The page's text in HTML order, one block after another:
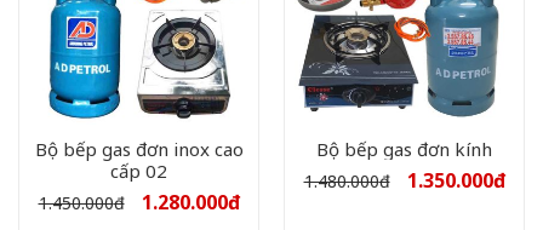
Bộ bếp gas đơn inox cao
cấp 02
1.450.000đ 1.280.000đ
Bộ bếp gas đơn kính
1.480.000đ 1.350.000đ